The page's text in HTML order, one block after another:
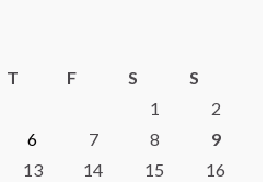
T F S
S
1
2
6 7 8
9
13 14 15
16